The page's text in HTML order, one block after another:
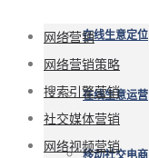
在线生意定位
在线生意运营
移动社交电商
网络营销
网络营销策略
搜索引擎营销
社交媒体营销
网络视频营销